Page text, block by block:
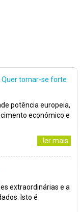
Quer tornar-se forte
potência europeia,
económico e
..ler mais
extraordinárias e a
Isto é